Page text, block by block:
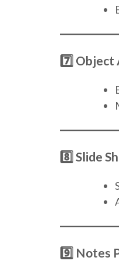
7️⃣ Object
8️⃣ Slide
9️⃣ Notes